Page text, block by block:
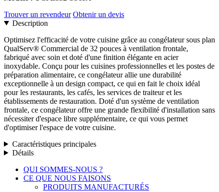
Trouver un revendeur Obtenir un devis
Description
Optimisez l'efficacité de votre cuisine grâce au congélateur sous plan
QualServ® Commercial de 32 pouces à ventilation frontale,
fabriqué avec soin et doté d'une finition élégante en acier
inoxydable. Conçu pour les cuisines professionnelles et les postes de
préparation alimentaire, ce congélateur allie une durabilité
exceptionnelle à un design compact, ce qui en fait le choix idéal
pour les restaurants, les cafés, les services de traiteur et les
établissements de restauration. Doté d'un système de ventilation
frontale, ce congélateur offre une grande flexibilité d'installation sans
nécessiter d'espace libre supplémentaire, ce qui vous permet
d'optimiser l'espace de votre cuisine.
Caractéristiques principales
Détails
FermerQUI SOMMES-NOUS ?
CE QUE NOUS FAISONS
PRODUITS MANUFACTURÉS